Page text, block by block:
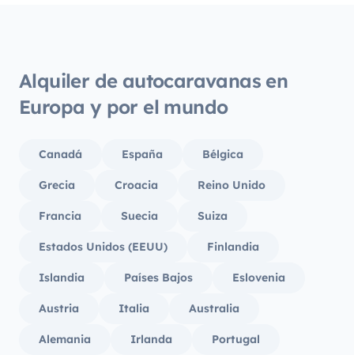
Alquiler de autocaravanas en
Europa y por el mundo
Canadá España Bélgica
Grecia Croacia Reino Unido
Francia Suecia Suiza
Estados Unidos (EEUU) Finlandia
Islandia Países Bajos Eslovenia
Austria Italia Australia
Alemania Irlanda Portugal